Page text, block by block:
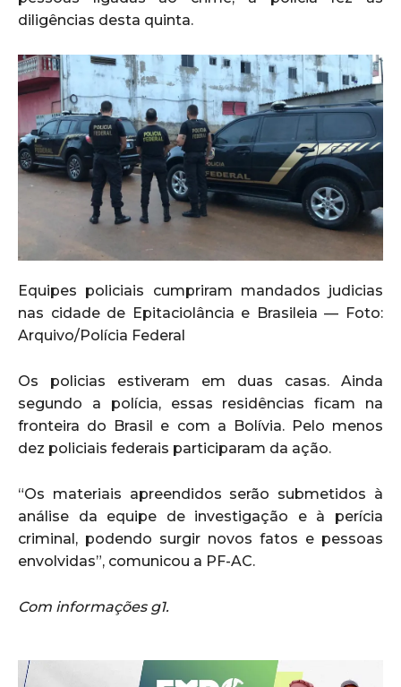
diligências desta quinta.
Equipes policiais cumpriram mandados judicias
nas cidade de Epitaciolância e Brasileia — Foto:
Arquivo/Polícia Federal
Os policias estiveram em duas casas. Ainda
segundo a polícia, essas residências ficam na
fronteira do Brasil e com a Bolívia. Pelo menos
dez policiais federais participaram da ação.
“Os materiais apreendidos serão submetidos à
análise da equipe de investigação e à perícia
criminal, podendo surgir novos fatos e pessoas
envolvidas”, comunicou a PF-AC.
Com informações g1.